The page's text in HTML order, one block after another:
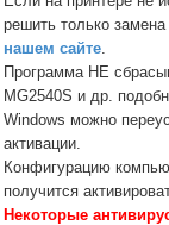
решить только
нашем сайте.
Программа НЕ
MG2540S и др.
Windows можно
активации.
Конфигурацию
получится
Некоторые